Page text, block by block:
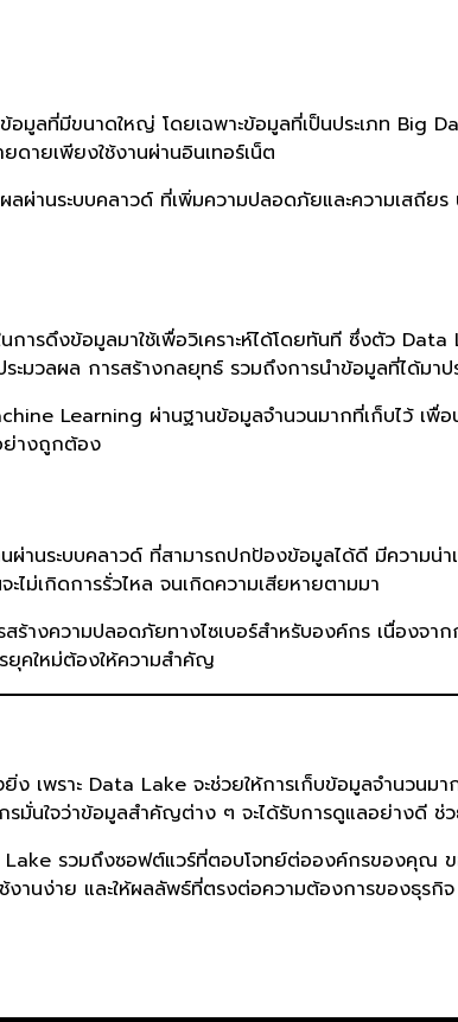
มูลที่มีขนาดใหญ่ โดยเฉพาะข้อมูลที่เป็นประเภท Big
ดายเพียงใช้งานผ่านอินเทอร์เน็ต
านระบบคลาวด์ ที่เพิ่มความปลอดภัยและความเสถีย
การดึงข้อมูลมาใช้เพื่อวิเคราะห์ได้โดยทันที ซึ่งตัว
ะมวลผล การสร้างกลยุทธ์ รวมถึงการนำข้อมูลที่ได้มา
Learning ผ่านฐานข้อมูลจำนวนมากที่เก็บไว้ เพื่อ
ย่างถูกต้อง
ระบบคลาวด์ ที่สามารถปกป้องข้อมูลได้ดี มีความน่า
ไม่เกิดการรั่วไหล จนเกิดความเสียหายตามมา
งความปลอดภัยทางไซเบอร์สำหรับองค์กร เนื่องจาก
ยุคใหม่ต้องให้ความสำคัญ
พราะ Data Lake จะช่วยให้การเก็บข้อมูลจำนวนมา
มั่นใจว่าข้อมูลสำคัญต่าง ๆ จะได้รับการดูแลอย่างดี
รวมถึงซอฟต์แวร์ที่ตอบโจทย์ต่อองค์กรของคุณ ข
านง่าย และให้ผลลัพธ์ที่ตรงต่อความต้องการของธุรกิจ